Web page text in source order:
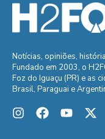
Notícias, opiniões,
Fundado em 2003, o
Foz do Iguaçu (PR) e as
Brasil, Paraguai e